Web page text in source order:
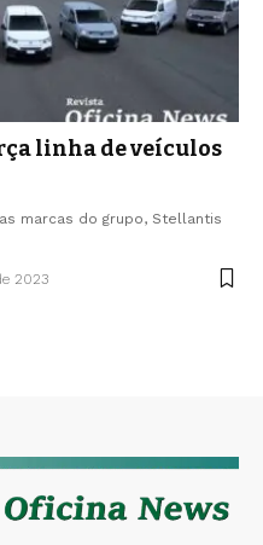
linha de veículos
marcas do grupo, Stellantis
2023